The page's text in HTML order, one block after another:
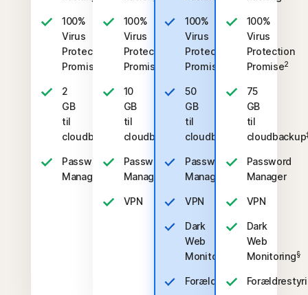
100%
Virus
Protection
Promise
2
GB
til
cloudbackup
‡‡,4
Password
Manager
100%
Virus
Protection
Promise
10
GB
til
cloudbackup
‡‡,4
Password
Manager
VPN
100%
Virus
Protection
Promise
50
GB
til
cloudbackup
‡‡,4
Password
Manager
VPN
Dark
Web
Monitoring
Forældrestyring‡
100%
Virus
Protection
Promise2
75
GB
til
cloudbackup
Password
Manager
VPN
Dark
Web
Monitoring§